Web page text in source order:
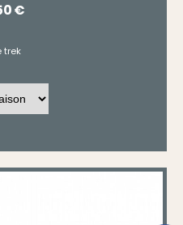
€
trek